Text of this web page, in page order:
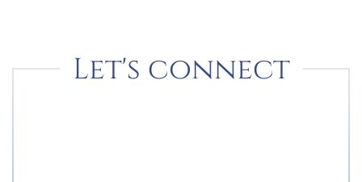
Let's connect